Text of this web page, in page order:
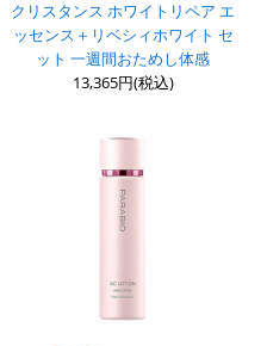
クリスタンス ホワイトリペア エ
ッセンス＋リベシィホワイト セ
ット 一週間おためし体感
13,365円(税込)